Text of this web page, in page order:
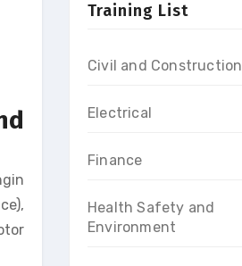
Training List
Civil and Construction
Electrical
Finance
Health Safety and
Environment